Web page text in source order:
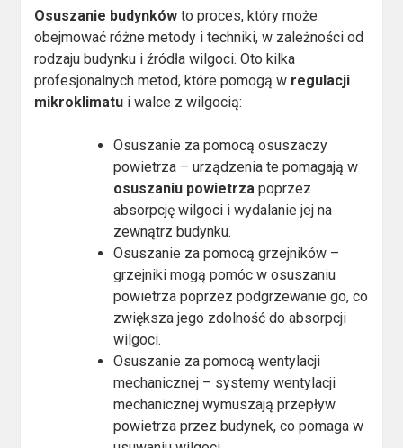
Osuszanie budynków to proces, który może
obejmować różne metody i techniki, w zależności od
rodzaju budynku i źródła wilgoci. Oto kilka
profesjonalnych metod, które pomogą w regulacji
mikroklimatu i walce z wilgocią:
Osuszanie za pomocą osuszaczy
powietrza – urządzenia te pomagają w
osuszaniu powietrza poprzez
absorpcję wilgoci i wydalanie jej na
zewnątrz budynku.
Osuszanie za pomocą grzejników –
grzejniki mogą pomóc w osuszaniu
powietrza poprzez podgrzewanie go, co
zwiększa jego zdolność do absorpcji
wilgoci.
Osuszanie za pomocą wentylacji
mechanicznej – systemy wentylacji
mechanicznej wymuszają przepływ
powietrza przez budynek, co pomaga w